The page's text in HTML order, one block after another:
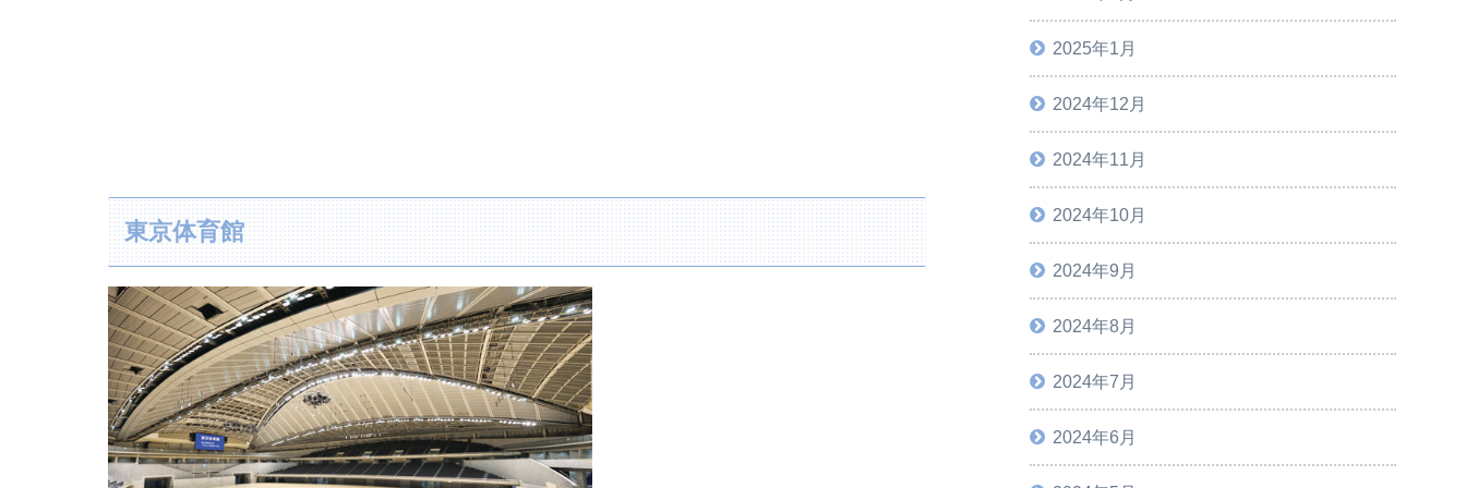
東京体育館
2025年1月
2024年12月
2024年11月
2024年10月
2024年9月
2024年8月
2024年7月
2024年6月